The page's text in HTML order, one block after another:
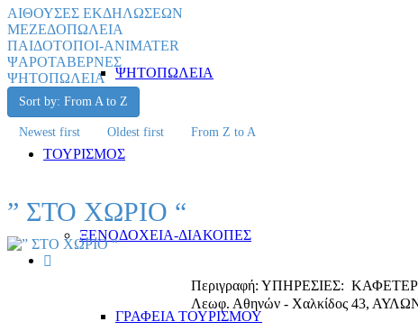
ΨΗΤΟΠΩΛΕΙΑ
ΤΟΥΡΙΣΜΟΣ
ΞΕΝΟΔΟΧΕΙΑ-ΔΙΑΚΟΠΕΣ
ΓΡΑΦΕΙΑ ΤΟΥΡΙΣΜΟΥ
ΑΙΘΟΥΣΕΣ ΕΚΔΗΛΩΣΕΩΝ
ΜΕΖΕΔΟΠΩΛΕΙΑ
ΠΑΙΔΟΤΟΠΟΙ-ANIMATER
ΨΑΡΟΤΑΒΕΡΝΕΣ
ΨΗΤΟΠΩΛΕΙΑ
Sort by: From A to Z
Newest first Oldest first From Z to A
” ΣΤΟ ΧΩΡΙΟ “
Περιγραφή: ΥΠΗΡΕΣΙΕΣ:
Λεωφ. Αθηνών - Χαλκίδος 43,